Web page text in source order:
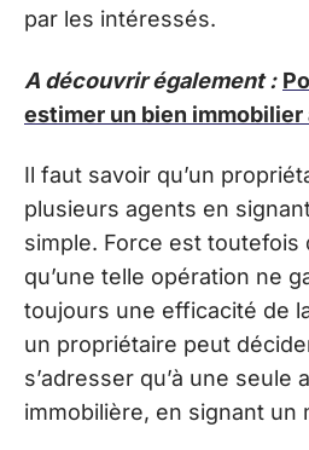
par les intéressés.
A découvrir également :
estimer un bien immobilier
Il faut savoir qu’un
plusieurs agents en
simple. Force est toutefois
qu’une telle opération ne
toujours une efficacité de
un propriétaire peut
s’adresser qu’à une seule
immobilière, en signant un